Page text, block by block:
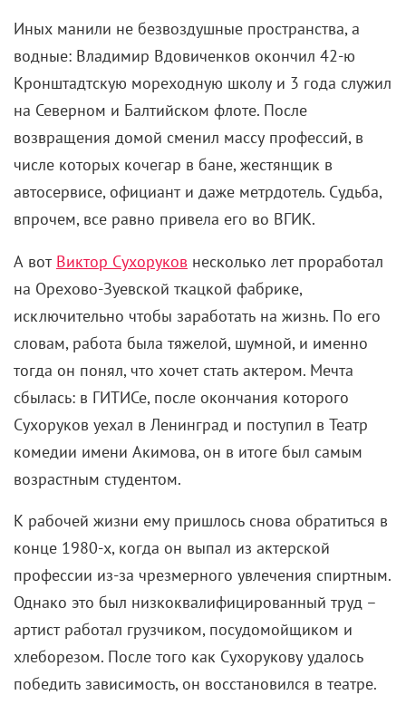
Иных манили не безвоздушные пространства, а
водные: Владимир Вдовиченков окончил 42-ю
Кронштадтскую мореходную школу и 3 года служил
на Северном и Балтийском флоте. После
возвращения домой сменил массу профессий, в
числе которых кочегар в бане, жестянщик в
автосервисе, официант и даже метрдотель. Судьба,
впрочем, все равно привела его во ВГИК.
А вот Виктор Сухоруков несколько лет проработал
на Орехово-Зуевской ткацкой фабрике,
исключительно чтобы заработать на жизнь. По его
словам, работа была тяжелой, шумной, и именно
тогда он понял, что хочет стать актером. Мечта
сбылась: в ГИТИСе, после окончания которого
Сухоруков уехал в Ленинград и поступил в Театр
комедии имени Акимова, он в итоге был самым
возрастным студентом.
К рабочей жизни ему пришлось снова обратиться в
конце 1980-х, когда он выпал из актерской
профессии из-за чрезмерного увлечения спиртным.
Однако это был низкоквалифицированный труд –
артист работал грузчиком, посудомойщиком и
хлеборезом. После того как Сухорукову удалось
победить зависимость, он восстановился в театре.